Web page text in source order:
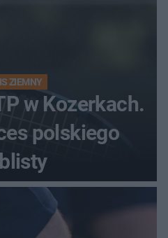
ZIEMNY
w Kozerkach.
polskiego